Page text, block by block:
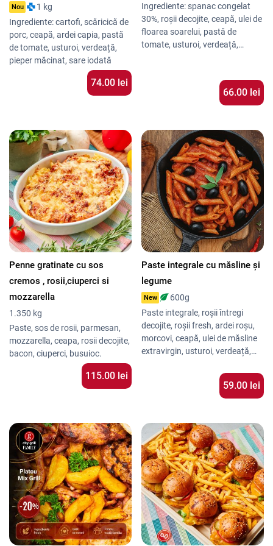
delicioase. Se simte gustul de
casă.” – Laura V.
Nou
1 kg
Ingrediente: cartofi, scăricică de
porc, ceapă, ardei capia, pastă
de tomate, usturoi, verdeață,
pieper măcinat, sare iodată
74.00 lei
Ingrediente: spanac congelat
30%, roșii decojite, ceapă, ulei de
floarea soarelui, pastă de
tomate, usturoi, verdeață,
66.00 lei
Penne gratinate cu sos
cremos , rosii,ciuperci si
mozzarella
1.350 kg
Paste, sos de rosii, parmesan,
mozzarella, ceapa, rosii decojite,
bacon, ciuperci, busuioc.
115.00 lei
Paste integrale cu măsline și
legume
New
600g
Paste integrale, roșii întregi
decojite, roșii fresh, ardei roșu,
morcovi, ceapă, ulei de măsline
extravirgin, usturoi, verdeață,
59.00 lei